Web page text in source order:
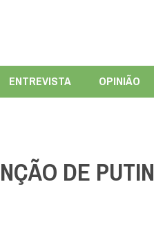
ENTREVISTA OPINIÃO
DE PUTIN